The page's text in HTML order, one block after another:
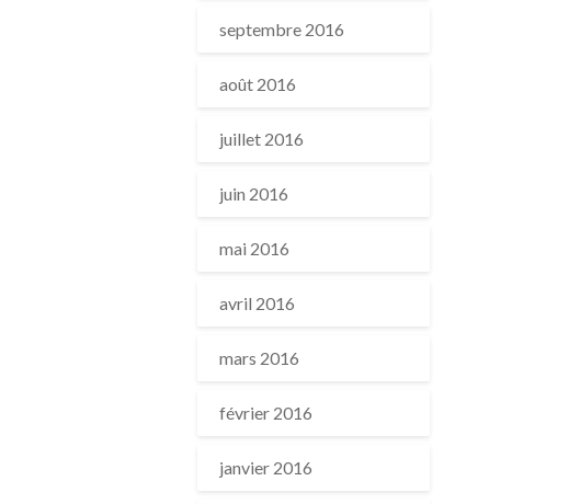
septembre 2016
août 2016
juillet 2016
juin 2016
mai 2016
avril 2016
mars 2016
février 2016
janvier 2016